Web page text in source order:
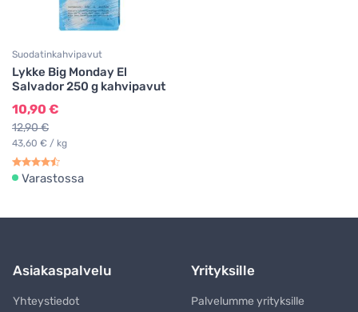
Suodatinkahvipavut
Lykke Big Monday El
Salvador 250 g kahvipavut
10,90 €
12,90 €
43,60 € / kg
Varastossa
Asiakaspalvelu
Yhteystiedot
Yrityksille
Palvelumme yrityksille